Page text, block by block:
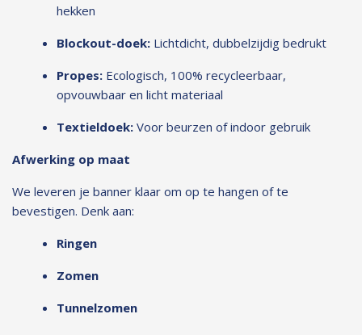
hekken
Blockout-doek: Lichtdicht, dubbelzijdig bedrukt
Propes: Ecologisch, 100% recycleerbaar,
opvouwbaar en licht materiaal
Textieldoek: Voor beurzen of indoor gebruik
Afwerking op maat
We leveren je banner klaar om op te hangen of te
bevestigen. Denk aan:
Ringen
Zomen
Tunnelzomen